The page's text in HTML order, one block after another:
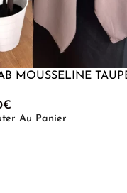
MOUSSELINE
€
Au Panier